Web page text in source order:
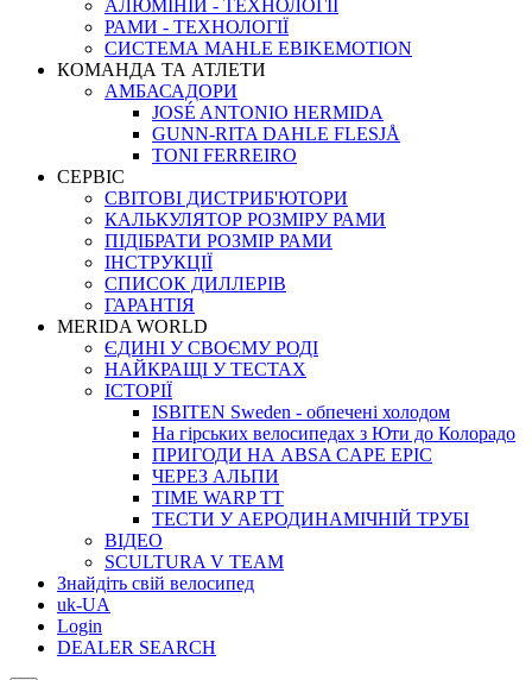
АЛЮМІНІЙ - ТЕХНОЛОГІЇ
РАМИ - ТЕХНОЛОГІЇ
СИСТЕМА MAHLE EBIKEMOTION
КОМАНДА ТА АТЛЕТИ
АМБАСАДОРИ
JOSÉ ANTONIO HERMIDA
GUNN-RITA DAHLE FLESJÅ
TONI FERREIRO
СЕРВІС
СВІТОВІ ДИСТРИБ'ЮТОРИ
КАЛЬКУЛЯТОР РОЗМIРУ РАМИ
ПІДІБРАТИ РОЗМІР РАМИ
IНСТРУКЦIЇ
СПИСОК ДИЛЛЕРІВ
ГАРАНТIЯ
MERIDA WORLD
ЄДИНI У СВОЄМУ РОДI
НАЙКРАЩІ У ТЕСТАХ
ІСТОРІЇ
ISBITEN Sweden - обпечені холодом
На гірських велосипедах з Юти до Колорадо
ПРИГОДИ НА ABSA CAPE EPIC
ЧЕРЕЗ АЛЬПИ
TIME WARP TT
ТЕСТИ У АЕРОДИНАМІЧНІЙ ТРУБІ
ВІДЕО
SCULTURA V TEAM
Знайдіть свій велосипед
uk-UA
Login
DEALER SEARCH